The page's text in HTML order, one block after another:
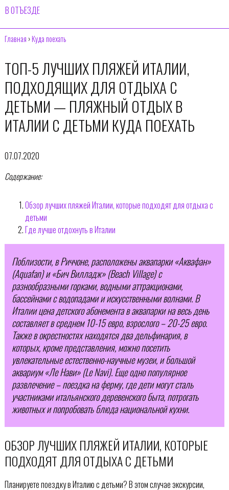
В ОТЪЕЗДЕ
Главная ›Куда поехать
ТОП-5 ЛУЧШИХ ПЛЯЖЕЙ ИТАЛИИ,
ПОДХОДЯЩИХ ДЛЯ ОТДЫХА С
ДЕТЬМИ — ПЛЯЖНЫЙ ОТДЫХ В
ИТАЛИИ С ДЕТЬМИ КУДА ПОЕХАТЬ
07.07.2020
Содержание:
Обзор лучших пляжей Италии, которые подходят для отдыха с
детьми
Где лучше отдохнуть в Италии
Поблизости, в Риччоне, расположены аквапарки «Аквафан»
(Aquafan) и «Бич Вилладж» (Beach Village) с
разнообразными горками, водными аттракционами,
бассейнами с водопадами и искусственными волнами. В
Италии цена детского абонемента в аквапарки на весь день
составляет в среднем 10-15 евро, взрослого – 20-25 евро.
Также в окрестностях находятся два дельфинария, в
которых, кроме представления, можно посетить
увлекательные естественно-научные музеи, и большой
аквариум «Ле Нави» (Le Navi). Еще одно популярное
развлечение – поездка на ферму, где дети могут сталь
участниками итальянского деревенского быта, потрогать
животных и попробовать блюда национальной кухни.
ОБЗОР ЛУЧШИХ ПЛЯЖЕЙ ИТАЛИИ, КОТОРЫЕ
ПОДХОДЯТ ДЛЯ ОТДЫХА С ДЕТЬМИ
Планируете поездку в Италию с детьми? В этом случае экскурсии,